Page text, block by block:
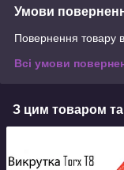
Умови
Повернення товару
Всі умови
З цим товаром